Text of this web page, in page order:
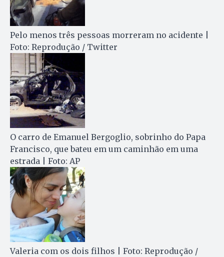
Pelo menos três pessoas morreram no acidente |
Foto: Reprodução / Twitter
O carro de Emanuel Bergoglio, sobrinho do Papa
Francisco, que bateu em um caminhão em uma
estrada | Foto: AP
Valeria com os dois filhos | Foto: Reprodução /